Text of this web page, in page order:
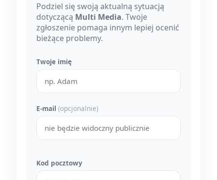
Podziel się swoją aktualną sytuacją
dotyczącą Multi Media. Twoje
zgłoszenie pomaga innym lepiej ocenić
bieżące problemy.
Twoje imię
E-mail (opcjonalnie)
Kod pocztowy